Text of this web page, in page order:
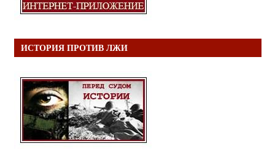
ИСТОРИЯ ПРОТИВ ЛЖИ